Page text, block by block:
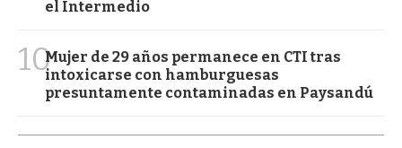
el Intermedio
10Mujer de 29 años permanece en CTI tras
intoxicarse con hamburguesas
presuntamente contaminadas en Paysandú